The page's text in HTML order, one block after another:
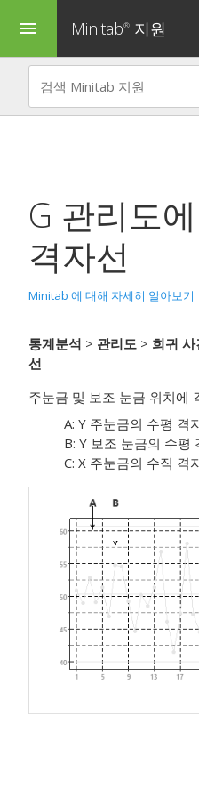
menu Minitab® 지원
G 관리도
격자선
Minitab 에 대해 자세히 알아보기
통계분석 > 관리도 > 희귀
선
주눈금 및 보조 눈금 위치에
A: Y 주눈금의 수평 격
B: Y 보조 눈금의 수평
C: X 주눈금의 수직 격